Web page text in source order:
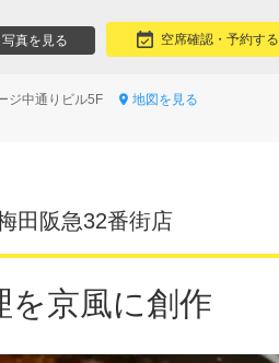
写真を見る 空席確認・予約する
ジ中通りビル5F
地図を見る
田阪急32番街店
を京風に創作